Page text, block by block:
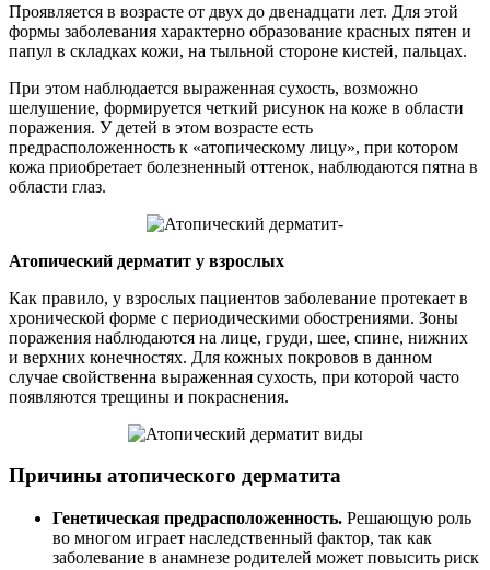
Проявляется в возрасте от двух до двенадцати лет. Для этой
формы заболевания характерно образование красных пятен и
папул в складках кожи, на тыльной стороне кистей, пальцах.
При этом наблюдается выраженная сухость, возможно
шелушение, формируется четкий рисунок на коже в области
поражения. У детей в этом возрасте есть
предрасположенность к «атопическому лицу», при котором
кожа приобретает болезненный оттенок, наблюдаются пятна в
области глаз.
Атопический дерматит у взрослых
Как правило, у взрослых пациентов заболевание протекает в
хронической форме с периодическими обострениями. Зоны
поражения наблюдаются на лице, груди, шее, спине, нижних
и верхних конечностях. Для кожных покровов в данном
случае свойственна выраженная сухость, при которой часто
появляются трещины и покраснения.
Причины атопического дерматита
Генетическая предрасположенность. Решающую роль
во многом играет наследственный фактор, так как
заболевание в анамнезе родителей может повысить риск